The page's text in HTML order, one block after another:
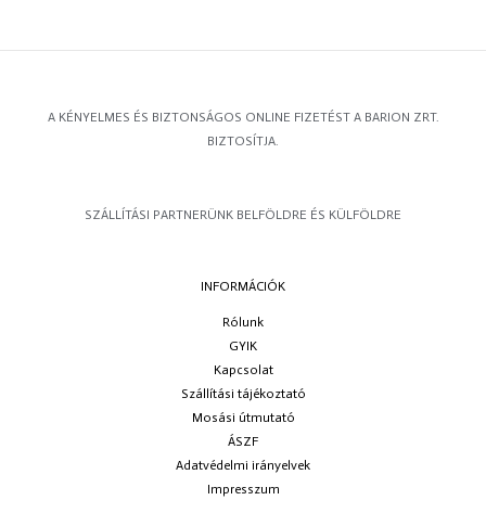
A KÉNYELMES ÉS BIZTONSÁGOS ONLINE FIZETÉST A BARION ZRT.
BIZTOSÍTJA.
SZÁLLÍTÁSI PARTNERÜNK BELFÖLDRE ÉS KÜLFÖLDRE
INFORMÁCIÓK
Rólunk
GYIK
Kapcsolat
Szállítási tájékoztató
Mosási útmutató
ÁSZF
Adatvédelmi irányelvek
Impresszum